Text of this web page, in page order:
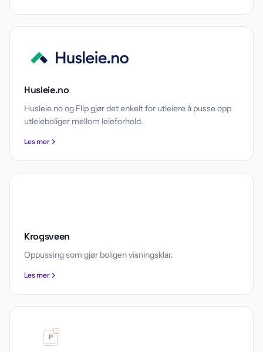
Husleie.no
Husleie.no og Flip gjør det enkelt for utleiere å pusse opp
utleieboliger mellom leieforhold.
Les mer
Krogsveen
Oppussing som gjør boligen visningsklar.
Les mer